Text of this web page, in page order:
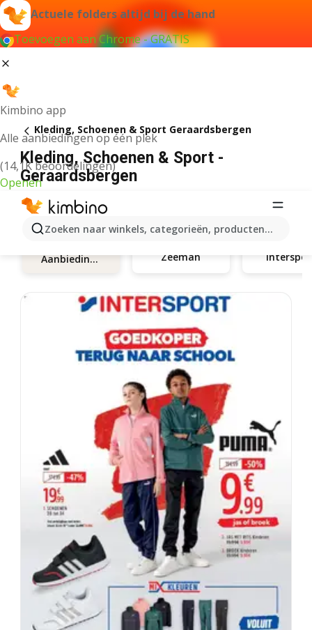
Actuele folders altijd bij de hand
Toevoegen aan Chrome - GRATIS
Kimbino app
Alle aanbiedingen op één plek
(14,1K beoordelingen)
Openen
Zoeken naar winkels, categorieën, producten...
Kleding, Schoenen & Sport Geraardsbergen
Kleding, Schoenen & Sport -
Geraardsbergen
Aanbiedingen Zeeman